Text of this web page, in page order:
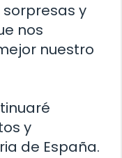
y
nos
nuestro
y
de España.